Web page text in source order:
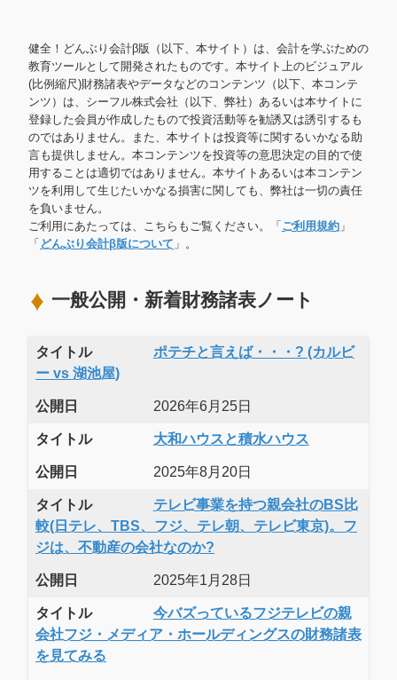
健全！どんぶり会計β版（以下、本サイト）は、会計を学ぶための
教育ツールとして開発されたものです。本サイト上のビジュアル
(比例縮尺)財務諸表やデータなどのコンテンツ（以下、本コンテ
ンツ）は、シーフル株式会社（以下、弊社）あるいは本サイトに
登録した会員が作成したもので投資活動等を勧誘又は誘引するも
のではありません。また、本サイトは投資等に関するいかなる助
言も提供しません。本コンテンツを投資等の意思決定の目的で使
用することは適切ではありません。本サイトあるいは本コンテン
ツを利用して生じたいかなる損害に関しても、弊社は一切の責任
を負いません。
ご利用にあたっては、こちらもご覧ください。「 ご利用規約 」
「 どんぶり会計β版について 」。
一般公開・新着財務諸表ノート
タイトル
ポテチと言えば・・・? (カルビ
ー vs 湖池屋)
公開日 2026年6月25日
タイトル 大和ハウスと積水ハウス
公開日 2025年8月20日
タイトル
テレビ事業を持つ親会社のBS比
較(日テレ、TBS、フジ、テレ朝、テレビ東京)。フ
ジは、不動産の会社なのか?
公開日 2025年1月28日
タイトル
今バズっているフジテレビの親
会社フジ・メディア・ホールディングスの財務諸表
を見てみる